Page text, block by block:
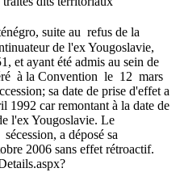
suite au refus de la
de l'ex Yougoslavie,
et ayant été admis au sein de
à la Convention le 12 mars
sa date de prise d'effet a
1992 car remontant à la date de
l'ex Yougoslavie. Le
a déposé sa
2006 sans effet rétroactif.